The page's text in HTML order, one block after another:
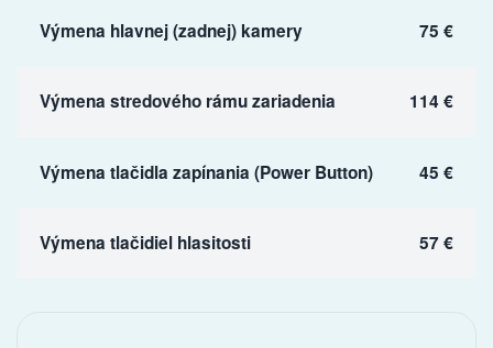
Výmena hlavnej (zadnej) kamery 75 €
Výmena stredového rámu zariadenia 114 €
Výmena tlačidla zapínania (Power Button) 45 €
Výmena tlačidiel hlasitosti 57 €